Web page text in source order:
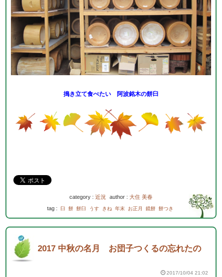
搗き立て食べたい 阿波銘木の餅臼
category : 近況 author :大住 美春
tag : 臼 餅 餅臼 うす きね 年末 お正月 鏡餅 餅つき
2017 中秋の名月 お団子つくるの忘れたの
2017/10/04 21:02